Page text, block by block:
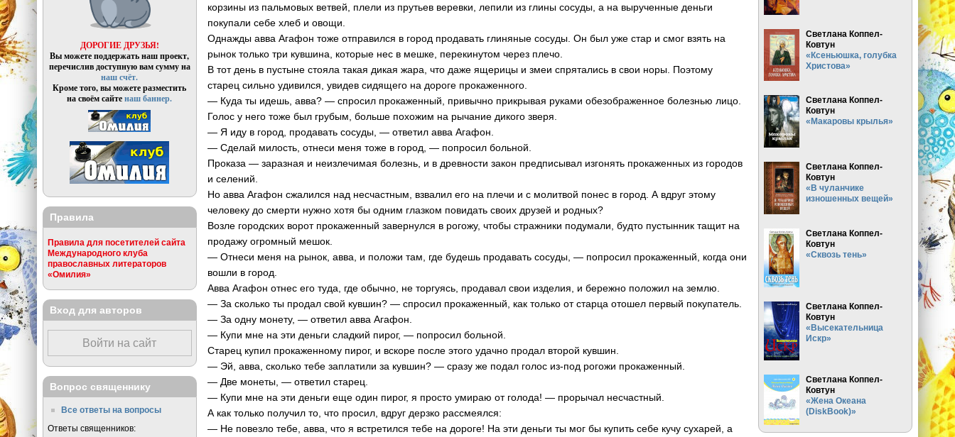
корзины из пальмовых ветвей, плели из прутьев веревки, лепили из глины сосуды, а на вырученные деньги
покупали себе хлеб и овощи.
Однажды авва Агафон тоже отправился в город продавать глиняные сосуды. Он был уже стар и смог взять на
рынок только три кувшина, которые нес в мешке, перекинутом через плечо.
В тот день в пустыне стояла такая дикая жара, что даже ящерицы и змеи спрятались в свои норы. Поэтому
старец сильно удивился, увидев сидящего на дороге прокаженного.
— Куда ты идешь, авва? — спросил прокаженный, привычно прикрывая руками обезображенное болезнью лицо.
Голос у него тоже был грубым, больше похожим на рычание дикого зверя.
— Я иду в город, продавать сосуды, — ответил авва Агафон.
— Сделай милость, отнеси меня тоже в город, — попросил больной.
Проказа — заразная и неизлечимая болезнь, и в древности закон предписывал изгонять прокаженных из городов
и селений.
Но авва Агафон сжалился над несчастным, взвалил его на плечи и с молитвой понес в город. А вдруг этому
человеку до смерти нужно хотя бы одним глазком повидать своих друзей и родных?
Возле городских ворот прокаженный завернулся в рогожу, чтобы стражники подумали, будто пустынник тащит на
продажу огромный мешок.
— Отнеси меня на рынок, авва, и положи там, где будешь продавать сосуды, — попросил прокаженный, когда они
вошли в город.
Авва Агафон отнес его туда, где обычно, не торгуясь, продавал свои изделия, и бережно положил на землю.
— За сколько ты продал свой кувшин? — спросил прокаженный, как только от старца отошел первый покупатель.
— За одну монету, — ответил авва Агафон.
— Купи мне на эти деньги сладкий пирог, — попросил больной.
Старец купил прокаженному пирог, и вскоре после этого удачно продал второй кувшин.
— Эй, авва, сколько тебе заплатили за кувшин? — сразу же подал голос из-под рогожи прокаженный.
— Две монеты, — ответил старец.
— Купи мне на эти деньги еще один пирог, я просто умираю от голода! — прорычал несчастный.
А как только получил то, что просил, вдруг дерзко рассмеялся:
— Не повезло тебе, авва, что я встретился тебе на дороге! На эти деньги ты мог бы купить себе кучу сухарей, а
ДОРОГИЕ ДРУЗЬЯ!
Вы можете поддержать наш проект,
перечислив доступную вам сумму на
наш счёт.
Кроме того, вы можете разместить
на своём сайтенаш баннер.
Правила
Правила для посетителей сайта
Международного клуба
православных литераторов
«Омилия»
Вход для авторов
Войти на сайт
Вопрос священнику
Все ответы на вопросы
Ответы священников:
Светлана Коппел-
Ковтун
«Ксеньюшка, голубка
Христова»
Светлана Коппел-
Ковтун
«Макаровы крылья»
Светлана Коппел-
Ковтун
«В чуланчике
изношенных вещей»
Светлана Коппел-
Ковтун
«Сквозь тень»
Светлана Коппел-
Ковтун
«Высекательница
Искр»
Светлана Коппел-
Ковтун
«Жена Океана
(DiskBook)»